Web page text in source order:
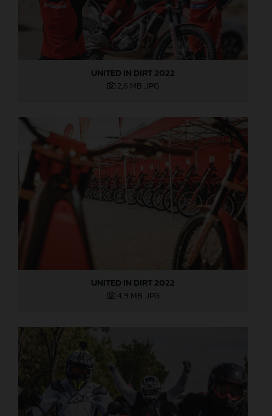
UNITED IN DIRT 2022
2,6 MB .JPG
UNITED IN DIRT 2022
4,9 MB .JPG